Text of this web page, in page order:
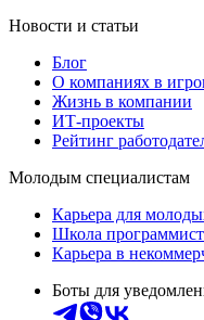
Новости и статьи
Блог
О компаниях в
Жизнь в компании
ИТ-проекты
Рейтинг
Молодым специалистам
Карьера для
Школа
Карьера в
Боты для